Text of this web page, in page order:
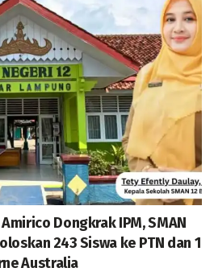
Dongkrak IPM, SMAN
243 Siswa ke PTN dan 1
Australia